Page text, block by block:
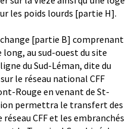
les poids lourds [partie H].
[partie B] comprenant
long, au sud-ouest du site
du Sud-Léman, dite du
le réseau national CFF
Rouge en venant de St-
permettra le transfert des
CFF et les embranchés